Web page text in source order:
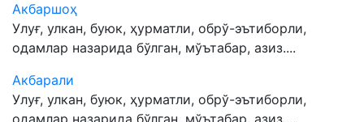
Акбаршоҳ
Улуғ, улкан, буюк, ҳурматли, обрў-эътиборли,
одамлар назарида бўлган, мўътабар, азиз....
Акбарали
Улуғ, улкан, буюк, ҳурматли, обрў-эътиборли,
одамлар назарида бўлган, мўътабар, азиз....